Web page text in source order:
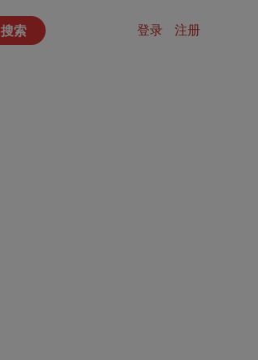
搜索 登录 注册